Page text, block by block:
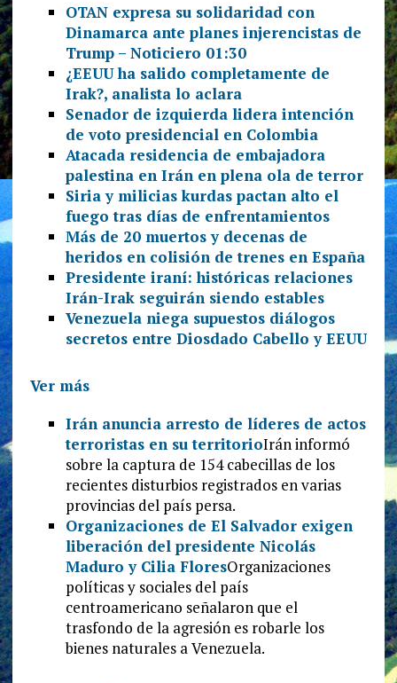
OTAN expresa su solidaridad con
Dinamarca ante planes injerencistas de
Trump – Noticiero 01:30
¿EEUU ha salido completamente de
Irak?, analista lo aclara
Senador de izquierda lidera intención
de voto presidencial en Colombia
Atacada residencia de embajadora
palestina en Irán en plena ola de terror
Siria y milicias kurdas pactan alto el
fuego tras días de enfrentamientos
Más de 20 muertos y decenas de
heridos en colisión de trenes en España
Presidente iraní: históricas relaciones
Irán-Irak seguirán siendo estables
Venezuela niega supuestos diálogos
secretos entre Diosdado Cabello y EEUU
Ver más
Irán anuncia arresto de líderes de actos
terroristas en su territorioIrán informó
sobre la captura de 154 cabecillas de los
recientes disturbios registrados en varias
provincias del país persa.
Organizaciones de El Salvador exigen
liberación del presidente Nicolás
Maduro y Cilia FloresOrganizaciones
políticas y sociales del país
centroamericano señalaron que el
trasfondo de la agresión es robarle los
bienes naturales a Venezuela.